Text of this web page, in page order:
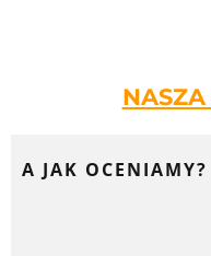
A JAK OCENIAMY?